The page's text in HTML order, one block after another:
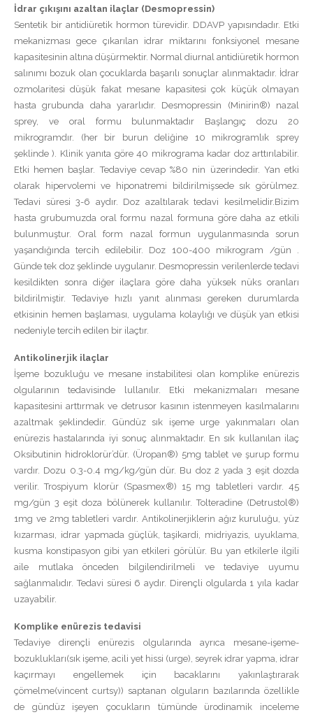
İdrar çıkışını azaltan ilaçlar (Desmopressin)
Sentetik bir antidiüretik hormon türevidir. DDAVP yapısındadır. Etki
mekanizması gece çıkarılan idrar miktarını fonksiyonel mesane
kapasitesinin altına düşürmektir. Normal diurnal antidiüretik hormon
salınımı bozuk olan çocuklarda başarılı sonuçlar alınmaktadır. İdrar
ozmolaritesi düşük fakat mesane kapasitesi çok küçük olmayan
hasta grubunda daha yararlıdır. Desmopressin (Minirin®) nazal
sprey, ve oral formu bulunmaktadır Başlangıç dozu 20
mikrogramdır. (her bir burun deliğine 10 mikrogramlık sprey
şeklinde ). Klinik yanıta göre 40 mikrograma kadar doz arttırılabilir.
Etki hemen başlar. Tedaviye cevap %80 nin üzerindedir. Yan etki
olarak hipervolemi ve hiponatremi bildirilmişsede sık görülmez.
Tedavi süresi 3-6 aydır. Doz azaltılarak tedavi kesilmelidir.Bizim
hasta grubumuzda oral formu nazal formuna göre daha az etkili
bulunmuştur. Oral form nazal formun uygulanmasında sorun
yaşandığında tercih edilebilir. Doz 100-400 mikrogram /gün .
Günde tek doz şeklinde uygulanır. Desmopressin verilenlerde tedavi
kesildikten sonra diğer ilaçlara göre daha yüksek nüks oranları
bildirilmiştir. Tedaviye hızlı yanıt alınması gereken durumlarda
etkisinin hemen başlaması, uygulama kolaylığı ve düşük yan etkisi
nedeniyle tercih edilen bir ilaçtır.
Antikolinerjik ilaçlar
İşeme bozukluğu ve mesane instabilitesi olan komplike enürezis
olgularının tedavisinde lullanılır. Etki mekanizmaları mesane
kapasitesini arttırmak ve detrusor kasının istenmeyen kasılmalarını
azaltmak şeklindedir. Gündüz sık işeme urge yakınmaları olan
enürezis hastalarında iyi sonuç alınmaktadır. En sık kullanılan ilaç
Oksibutinin hidroklorür’dür. (Üropan®) 5mg tablet ve şurup formu
vardır. Dozu 0.3-0.4 mg/kg/gün dür. Bu doz 2 yada 3 eşit dozda
verilir. Trospiyum klorür (Spasmex®) 15 mg tabletleri vardır. 45
mg/gün 3 eşit doza bölünerek kullanılır. Tolteradine (Detrustol®)
1mg ve 2mg tabletleri vardır. Antikolinerjiklerin ağız kuruluğu, yüz
kızarması, idrar yapmada güçlük, taşikardi, midriyazis, uyuklama,
kusma konstipasyon gibi yan etkileri görülür. Bu yan etkilerle ilgili
aile mutlaka önceden bilgilendirilmeli ve tedaviye uyumu
sağlanmalıdır. Tedavi süresi 6 aydır. Dirençli olgularda 1 yıla kadar
uzayabilir.
Komplike enürezis tedavisi
Tedaviye dirençli enürezis olgularında ayrıca mesane-işeme-
bozuklukları(sık işeme, acili yet hissi (urge), seyrek idrar yapma, idrar
kaçırmayı engellemek için bacaklarını yakınlaştırarak
çömelme(vincent curtsy)) saptanan olguların bazılarında özellikle
de gündüz işeyen çocukların tümünde ürodinamik inceleme